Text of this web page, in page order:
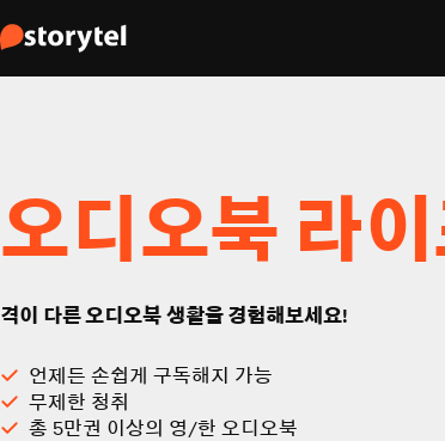
오디오북 라
격이 다른 오디오북 생활을 경험해보세요!
언제든 손쉽게 구독해지 가능
무제한 청취
총 5만권 이상의 영/한 오디오북